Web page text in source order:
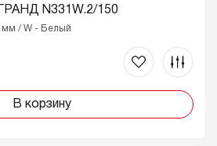
N331W.2/150
мм / W - Белый
В корзину